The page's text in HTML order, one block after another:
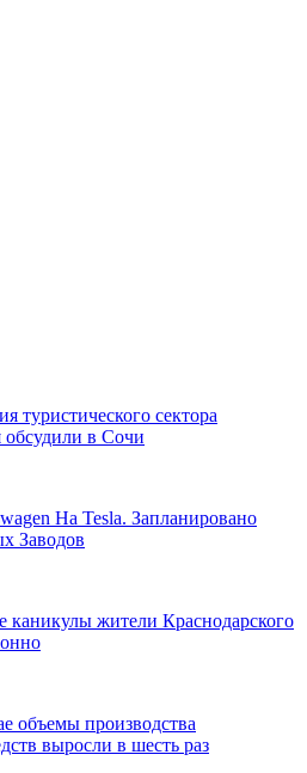
туристического сектора
обсудили в Сочи
На Tesla. Запланировано
Заводов
жители Краснодарского
объемы производства
выросли в шесть раз